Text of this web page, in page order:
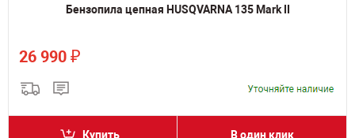
Бензопила цепная HUSQVARNA 135 Mark II
26 990 ₽
Купить В один клик